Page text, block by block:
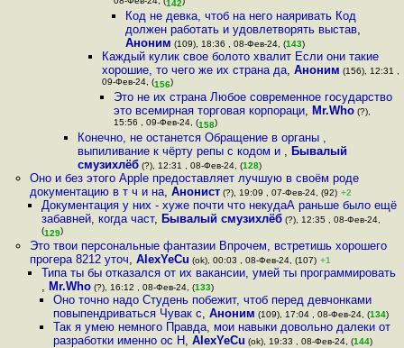
142
Код не девка, чтоб на него наяривать Код
должен работать и удовлетворять выстав,
Аноним (109), 18:36 , 08-Фев-24, (143)
Каждый кулик свое болото хвалит Если они такие
хорошие, то чего же их страна да, Аноним (156), 12:31 ,
09-Фев-24, (156)
Это не их страна Любое современное государство
это всемирная торговая корпораци, Mr.Who(?),
15:56 , 09-Фев-24, (158)
Конечно, не останется Обращение в органы ,
выпиливание к чёрту репы с кодом и , Бывалый
смузихлёб(?), 12:31 , 08-Фев-24, (128)
Оно и без этого Apple предоставляет лучшую в своём роде
документацию в т ч и на, Анонист(?), 19:09 , 07-Фев-24, (92) +2
Документация у них - хуже почти что некудаА раньше было ещё
забавней, когда част, Бывалый смузихлёб(?), 12:35 , 08-Фев-24,
(129)
Это твои персональные фантазии Впрочем, встретишь хорошего
прогера 8212 уточ, AlexYeCu (ok), 00:03 , 08-Фев-24, (107) +1
Типа ты бы отказался от их вакансии, умей ты программировать
, Mr.Who(?), 16:12 , 08-Фев-24, (133)
Оно точно надо Студень побежит, чтоб перед девчонками
повыпендриваться Чувак с,Аноним (109), 17:04 , 08-Фев-24, (134)
Так я умею немного Правда, мои навыки довольно далеки от
разработки именно ос Н,AlexYeCu (ok), 19:33 , 08-Фев-24, (144)